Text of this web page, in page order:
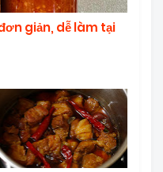
giản, dễ làm tại